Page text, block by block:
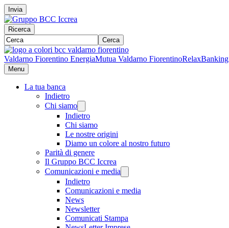
Invia
Ricerca
Cerca
Valdarno Fiorentino EnergiaMutua Valdarno FiorentinoRelaxBanking
Menu
La tua banca
Indietro
Chi siamo
Indietro
Chi siamo
Le nostre origini
Diamo un colore al nostro futuro
Parità di genere
Il Gruppo BCC Iccrea
Comunicazioni e media
Indietro
Comunicazioni e media
News
Newsletter
Comunicati Stampa